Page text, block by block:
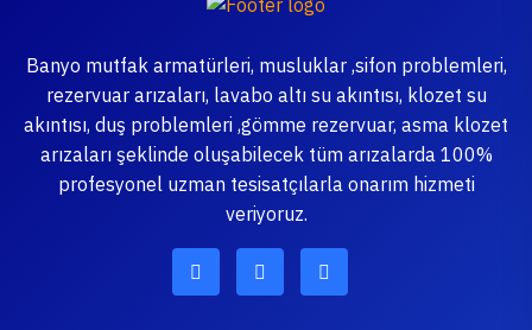
Banyo mutfak armatürleri, musluklar ,sifon problemleri,
rezervuar arızaları, lavabo altı su akıntısı, klozet su
akıntısı, duş problemleri ,gömme rezervuar, asma klozet
arızaları şeklinde oluşabilecek tüm arızalarda 100%
profesyonel uzman tesisatçılarla onarım hizmeti
veriyoruz.